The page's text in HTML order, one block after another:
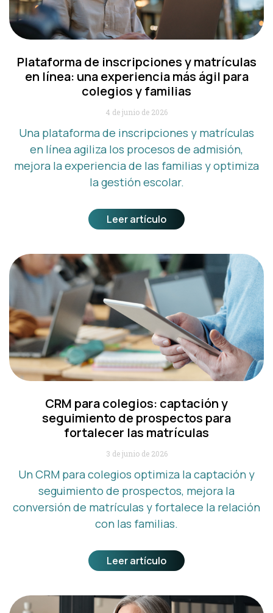
Plataforma de inscripciones y matrículas
en línea: una experiencia más ágil para
colegios y familias
4 de junio de 2026
Una plataforma de inscripciones y matrículas
en línea agiliza los procesos de admisión,
mejora la experiencia de las familias y optimiza
la gestión escolar.
Leer artículo
CRM para colegios: captación y
seguimiento de prospectos para
fortalecer las matrículas
3 de junio de 2026
Un CRM para colegios optimiza la captación y
seguimiento de prospectos, mejora la
conversión de matrículas y fortalece la relación
con las familias.
Leer artículo